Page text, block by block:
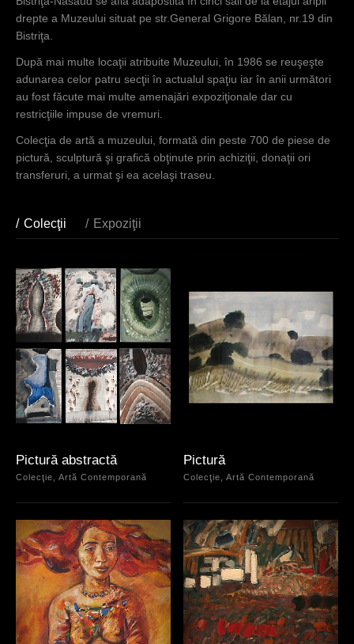
i
a
i
c
i
drepte a Muzeului situat pe str.General Grigore Bălan, nr.19 din
Bistriţa.
După mai multe locaţii atribuite Muzeului, în 1986 se reuşeşte
adunarea celor patru secţii în actualul spaţiu iar în anii următori
au fost făcute mai multe amenajări expoziţionale dar cu
restricţiile impuse de vremuri.
Colecţia de artă a muzeului, formată din peste 700 de piese de
pictură, sculptură şi grafică obţinute prin achiziţii, donaţii ori
transferuri, a urmat şi ea acelaşi traseu.
Colecţii (tab activ)
Expoziţii
Pictură abstractă
Colecţie, Artă Contemporană
Pictură
Colecţie, Artă Contemporană